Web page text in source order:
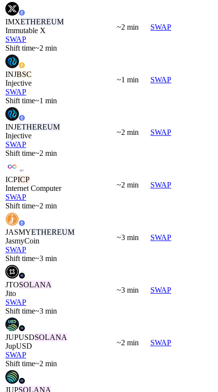
IMXETHEREUM
Immutable X
SWAP
Shift time~2 min
~2 min SWAP
INJBSC
Injective
SWAP
Shift time~1 min
~1 min SWAP
INJETHEREUM
Injective
SWAP
Shift time~2 min
~2 min SWAP
ICPICP
Internet Computer
SWAP
Shift time~2 min
~2 min SWAP
JASMYETHEREUM
JasmyCoin
SWAP
Shift time~3 min
~3 min SWAP
JTOSOLANA
Jito
SWAP
Shift time~3 min
~3 min SWAP
JUPUSDSOLANA
JupUSD
SWAP
Shift time~2 min
~2 min SWAP
JUPSOLANA